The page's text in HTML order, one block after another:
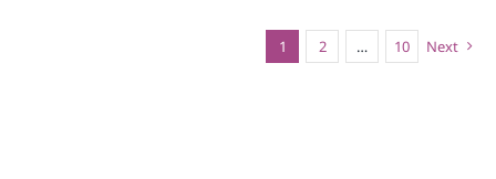
1 2 … 10 Next